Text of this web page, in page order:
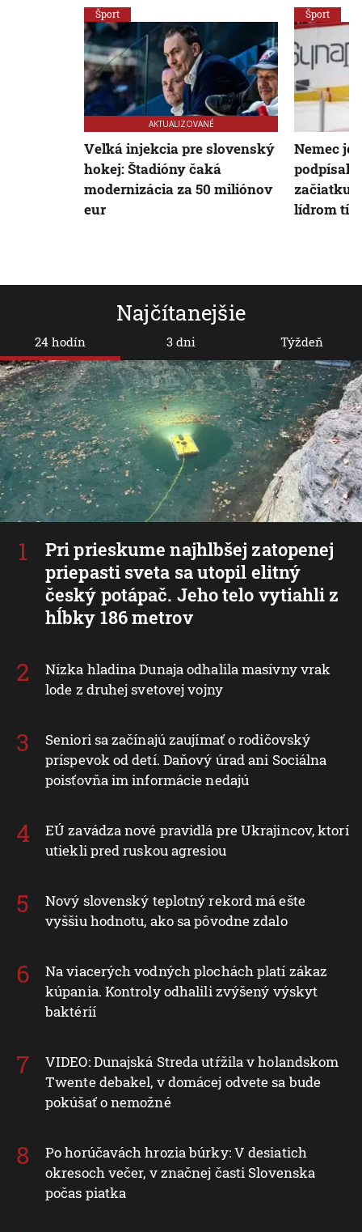
Najčítanejšie
24 hodín
Pri prieskume najhlbšej zatopenej
priepasti sveta sa utopil elitný
český potápač. Jeho telo vytiahli z
hĺbky 186 metrov
Nízka hladina Dunaja odhalila masívny vrak
lode z druhej svetovej vojny
Seniori sa začínajú zaujímať o rodičovský
príspevok od detí. Daňový úrad ani Sociálna
poisťovňa im informácie nedajú
EÚ zavádza nové pravidlá pre Ukrajincov, ktorí
utiekli pred ruskou agresiou
Nový slovenský teplotný rekord má ešte
vyššiu hodnotu, ako sa pôvodne zdalo
Na viacerých vodných plochách platí zákaz
kúpania. Kontroly odhalili zvýšený výskyt
baktérií
VIDEO: Dunajská Streda utŕžila v holandskom
Twente debakel, v domácej odvete sa bude
pokúšať o nemožné
Po horúčavách hrozia búrky: V desiatich
okresoch večer, v značnej časti Slovenska
počas piatka
3 dni Týždeň
Šport
AKTUALIZOVANÉ
Veľká injekcia pre slovenský
hokej: Štadióny čaká
modernizácia za 50 miliónov
eur
Šport
Nemec je
podpísal
začiatku
lídrom